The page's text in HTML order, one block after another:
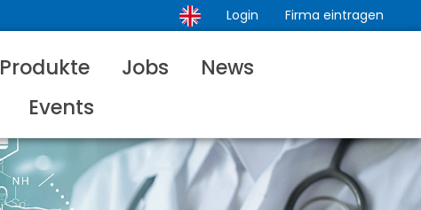
Login Firma eintragen
Produkte Jobs
News
Events